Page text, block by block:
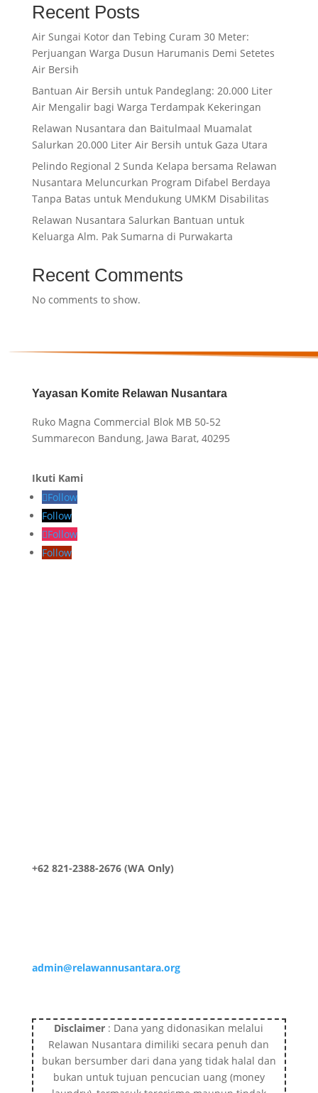
Recent Posts
Air Sungai Kotor dan Tebing Curam 30 Meter:
Perjuangan Warga Dusun Harumanis Demi Setetes
Air Bersih
Bantuan Air Bersih untuk Pandeglang: 20.000 Liter
Air Mengalir bagi Warga Terdampak Kekeringan
Relawan Nusantara dan Baitulmaal Muamalat
Salurkan 20.000 Liter Air Bersih untuk Gaza Utara
Pelindo Regional 2 Sunda Kelapa bersama Relawan
Nusantara Meluncurkan Program Difabel Berdaya
Tanpa Batas untuk Mendukung UMKM Disabilitas
Relawan Nusantara Salurkan Bantuan untuk
Keluarga Alm. Pak Sumarna di Purwakarta
Recent Comments
No comments to show.
Yayasan Komite Relawan Nusantara
Ruko Magna Commercial Blok MB 50-52
Summarecon Bandung, Jawa Barat, 40295
Ikuti Kami
Follow
Follow
Follow
Follow
+62 821-2388-2676 (WA Only)
admin@relawannusantara.org
Disclaimer : Dana yang didonasikan melalui
Relawan Nusantara dimiliki secara penuh dan
bukan bersumber dari dana yang tidak halal dan
bukan untuk tujuan pencucian uang (money